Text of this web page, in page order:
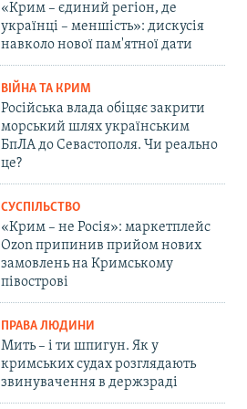
«Крим – єдиний регіон, де
українці – меншість»: дискусія
навколо нової пам'ятної дати
ВІЙНА ТА КРИМ
Російська влада обіцяє закрити
морський шлях українським
БпЛА до Севастополя. Чи реально
це?
СУСПІЛЬСТВО
«Крим – не Росія»: маркетплейс
Ozon припинив прийом нових
замовлень на Кримському
півострові
ПРАВА ЛЮДИНИ
Мить – і ти шпигун. Як у
кримських судах розглядають
звинувачення в держзраді